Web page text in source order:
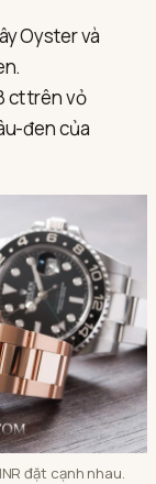
Oyster và
ct trên vỏ
đen của
đặt cạnh nhau.